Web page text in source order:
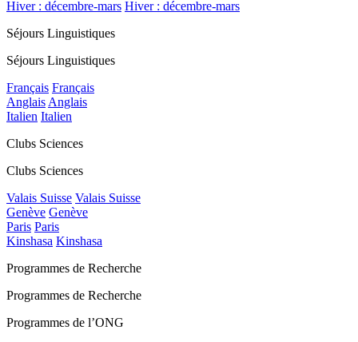
Hiver : décembre-mars Hiver : décembre-mars
Séjours Linguistiques
Séjours Linguistiques
Français Français
AnglaisAnglais
Italien Italien
Clubs Sciences
Clubs Sciences
Valais Suisse Valais Suisse
Genève Genève
Paris Paris
Kinshasa Kinshasa
Programmes de Recherche
Programmes de Recherche
Programmes de l’ONG